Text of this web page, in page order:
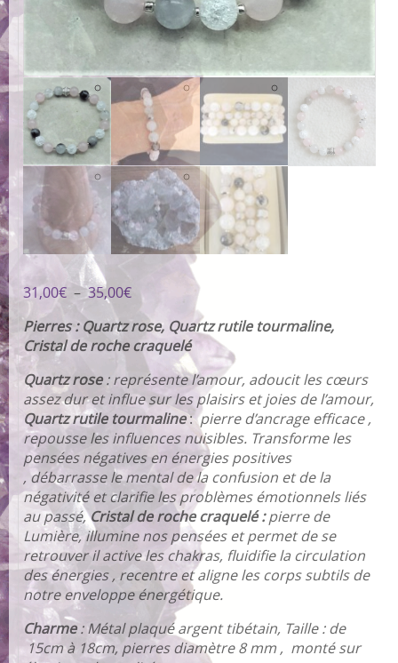
31,00€ –35,00€Plage
prix :
31,00€
35,00€
Pierres : Quartz rose, Quartz rutile tourmaline,
Cristal de roche craquelé
Quartz rose:représente l’amour, adoucit les cœurs
assez dur et influe sur les plaisirs et joies de l’amour,
Quartz rutile tourmaline:pierre d’ancrage efficace ,
repousse les influences nuisibles. Transforme les
pensées négatives en énergies positives
, débarrasse le mental de la confusion et de la
négativité et clarifie les problèmes émotionnels liés
au passé,Cristal de roche craquelé :pierre de
Lumière, illumine nos pensées et permet de se
retrouveril active les chakras, fluidifie la circulation
des énergies , recentre et aligne les corps subtils de
notre enveloppe énergétique.
Charme: Métal plaqué argent tibétain, Taille : de
15cm à 18cm, pierres diamètre 8 mm , monté sur